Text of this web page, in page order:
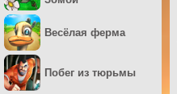
Весёлая ферма
Побег из тюрьмы